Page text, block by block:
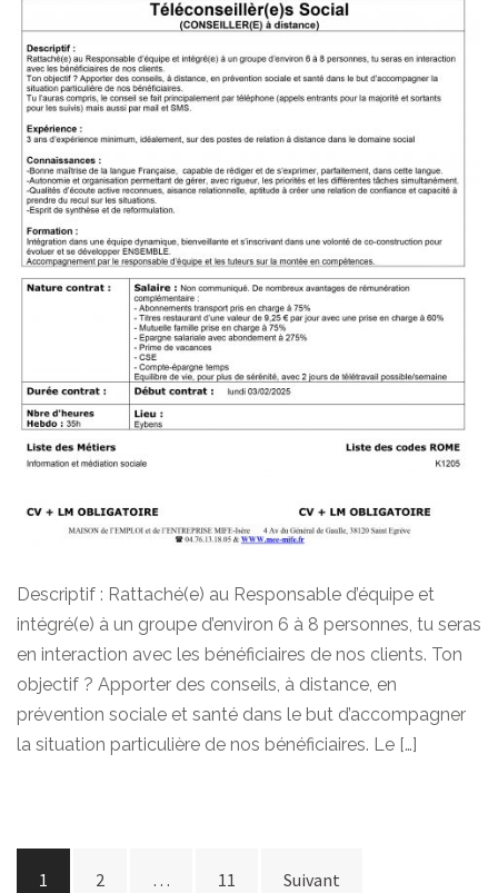
Descriptif : Rattaché(e) au Responsable d’équipe et
intégré(e) à un groupe d’environ 6 à 8 personnes, tu seras
en interaction avec les bénéficiaires de nos clients. Ton
objectif ? Apporter des conseils, à distance, en
prévention sociale et santé dans le but d’accompagner
la situation particulière de nos bénéficiaires. Le […]
1 2 … 11 Suivant